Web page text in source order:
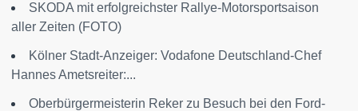
SKODA mit erfolgreichster Rallye-Motorsportsaison
aller Zeiten (FOTO)
Kölner Stadt-Anzeiger: Vodafone Deutschland-Chef
Hannes Ametsreiter:...
Oberbürgermeisterin Reker zu Besuch bei den Ford-